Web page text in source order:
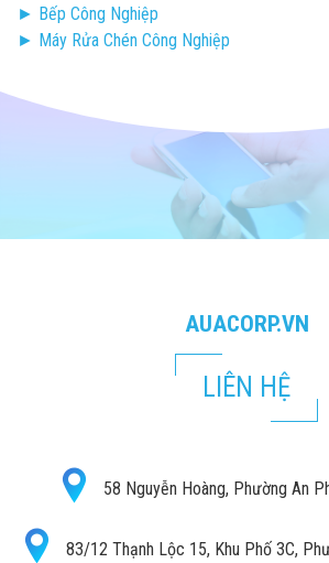
► Bếp Công Nghiệp
► Máy Rửa Chén Công Nghiệp
AUACORP.VN
LIÊN HỆ
58 Nguyễn Hoàng, Phường An
83/12 Thạnh Lộc 15, Khu Phố 3C,